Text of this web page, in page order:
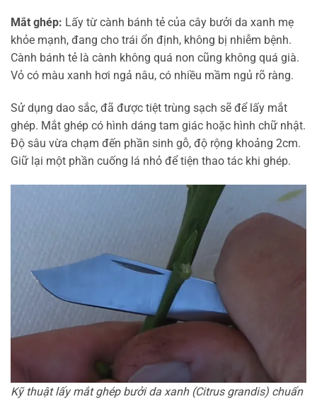
Mắt ghép: Lấy từ cành bánh tẻ của cây bưởi da xanh mẹ
khỏe mạnh, đang cho trái ổn định, không bị nhiễm bệnh.
Cành bánh tẻ là cành không quá non cũng không quá già.
Vỏ có màu xanh hơi ngả nâu, có nhiều mầm ngủ rõ ràng.
Sử dụng dao sắc, đã được tiệt trùng sạch sẽ để lấy mắt
ghép. Mắt ghép có hình dáng tam giác hoặc hình chữ nhật.
Độ sâu vừa chạm đến phần sinh gỗ, độ rộng khoảng 2cm.
Giữ lại một phần cuống lá nhỏ để tiện thao tác khi ghép.
Kỹ thuật lấy mắt ghép bưởi da xanh (Citrus grandis) chuẩn